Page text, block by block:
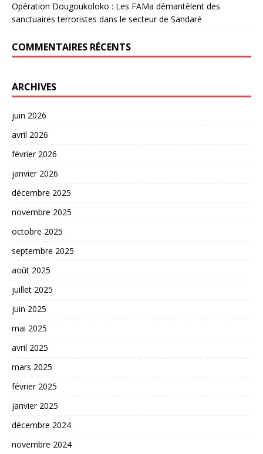
Opération Dougoukoloko : Les FAMa démantèlent des
sanctuaires terroristes dans le secteur de Sandaré
COMMENTAIRES RÉCENTS
ARCHIVES
juin 2026
avril 2026
février 2026
janvier 2026
décembre 2025
novembre 2025
octobre 2025
septembre 2025
août 2025
juillet 2025
juin 2025
mai 2025
avril 2025
mars 2025
février 2025
janvier 2025
décembre 2024
novembre 2024